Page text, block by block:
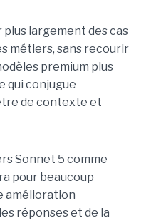
largement des cas
métiers, sans recourir
premium plus
qui conjugue
de contexte et
Sonnet 5 comme
pour beaucoup
amélioration
réponses et de la